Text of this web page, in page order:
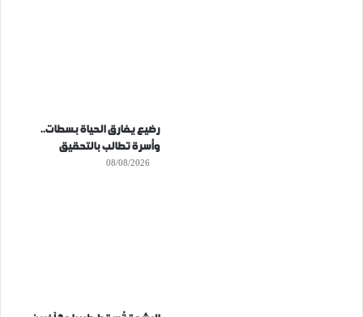
رضيع يفارق الحياة بسطات..
وأسرة تطالب بالتحقيق
08/08/2026